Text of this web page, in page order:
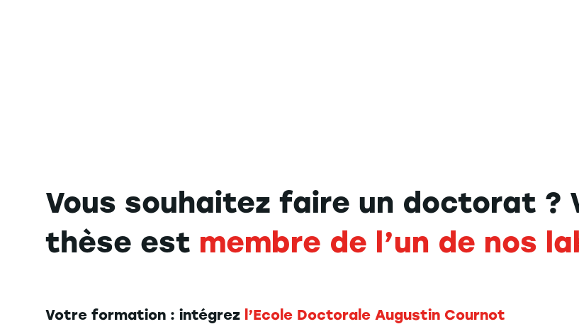
Vous souhaitez faire un doctorat ?
thèse est membre de l’un de nos
Votre formation : intégrez l’Ecole Doctorale Augustin Cournot